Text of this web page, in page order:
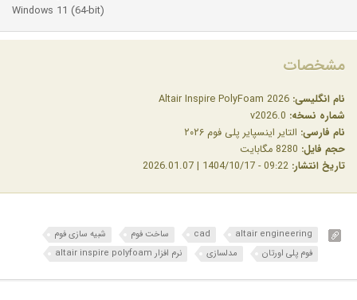
Windows 11 (64-bit)
مشخصات
نام انگلیسی:
شماره نسخه:
نام فارسی: التایر اینسپایر پلی فوم ۲۰۲۶
حجم فایل:
تاریخ انتشار:
altair engineering
cad ساخت فوم
شبیه سازی فوم
فوم پلی اورتان
مدلسازی نرم افزار altair inspire polyfoam